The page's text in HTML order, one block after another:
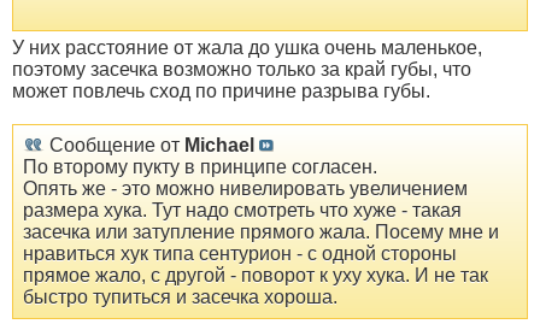
У них расстояние от жала до ушка очень маленькое,
поэтому засечка возможно только за край губы, что
может повлечь сход по причине разрыва губы.
Сообщение от Michael
По второму пукту в принципе согласен.
Опять же - это можно нивелировать увеличением
размера хука. Тут надо смотреть что хуже - такая
засечка или затупление прямого жала. Посему мне и
нравиться хук типа сентурион - с одной стороны
прямое жало, с другой - поворот к уху хука. И не так
быстро тупиться и засечка хороша.